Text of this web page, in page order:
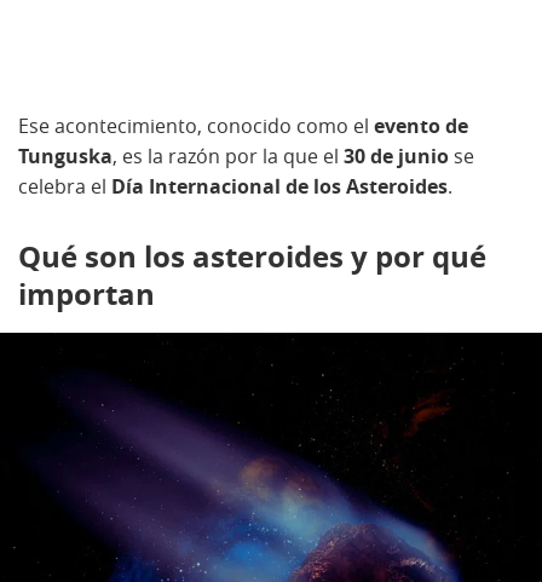
Ese acontecimiento, conocido como el evento de
Tunguska, es la razón por la que el 30 de junio se
celebra el Día Internacional de los Asteroides.
Qué son los asteroides y por qué
importan